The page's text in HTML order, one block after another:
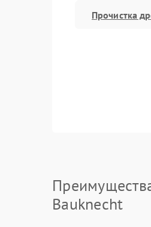
Прочистка
Bauknecht